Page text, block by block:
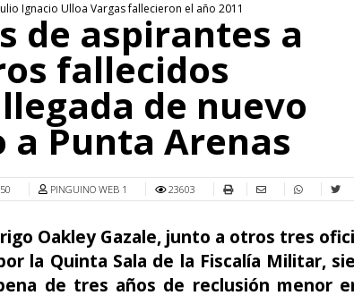
Ignacio Ulloa Vargas fallecieron el año 2011
de aspirantes a
fallecidos
de nuevo
Punta Arenas
PINGUINO WEB 1 23603
Oakley Gazale, junto a otros tres
la Quinta Sala de la Fiscalía Militar,
de tres años de reclusión menor